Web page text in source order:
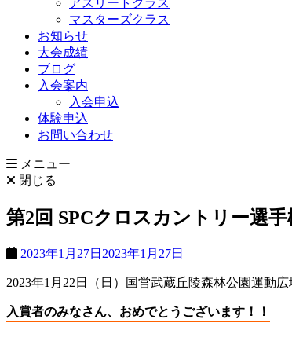
マスターズクラス
お知らせ
大会成績
ブログ
入会案内
入会申込
体験申込
お問い合わせ
メニュー
閉じる
第2回 SPCクロスカントリー選手
2023年1月27日 2023年1月27日
2023年1月22日（日）国営武蔵丘陵森林公園運動
入賞者のみなさん、おめでとうございます！！